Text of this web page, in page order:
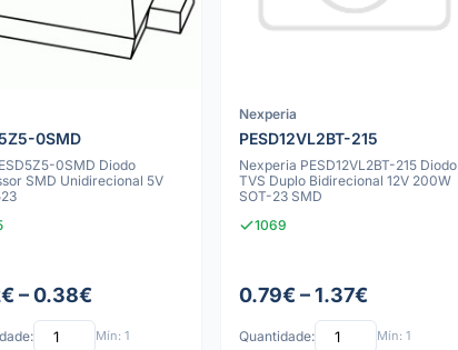
0SMD
0SMD Diodo
SMD Unidirecional 5V
– 0.38€
Mín: 1
Nexperia
PESD12VL2BT-215
Nexperia PESD12VL2BT-215 Diodo
TVS Duplo Bidirecional 12V 200W
SOT-23 SMD
1069
0.79€ – 1.37€
Quantidade: Mín: 1